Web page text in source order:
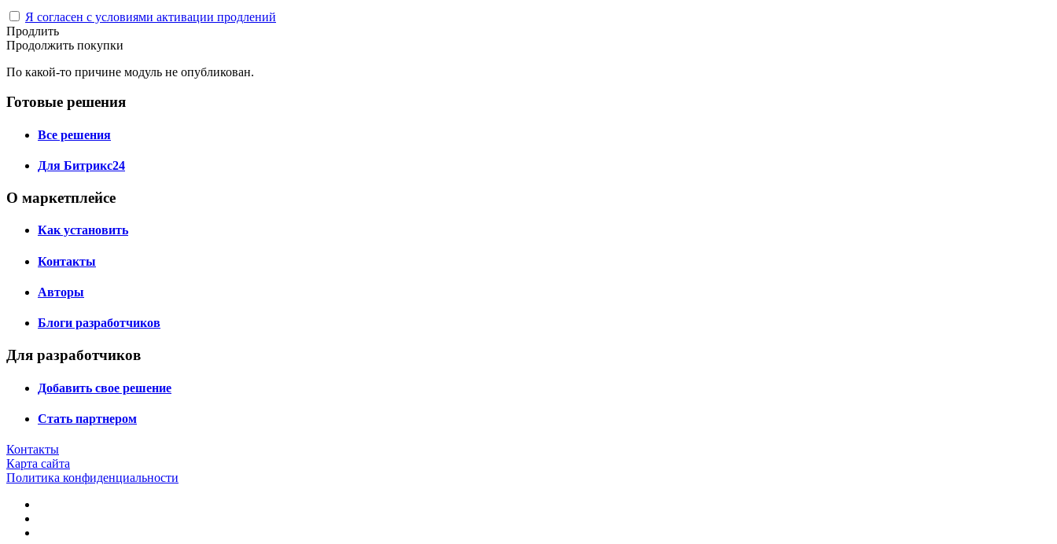
Я согласен с условиями активации продлений
Продлить
Продолжить покупки
По какой-то причине модуль не опубликован.
Готовые решения
Все решения
Для Битрикс24
О маркетплейсе
Как установить
Контакты
Авторы
Блоги разработчиков
Для разработчиков
Добавить свое решение
Стать партнером
Контакты
Карта сайта
Политика конфиденциальности